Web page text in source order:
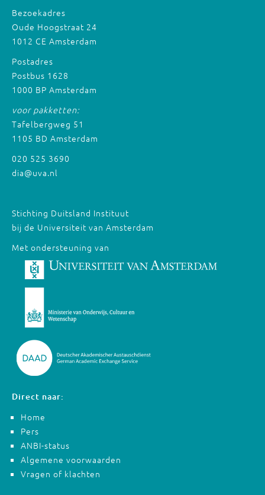
Bezoekadres
Oude Hoogstraat 24
1012 CE Amsterdam
Postadres
Postbus 1628
1000 BP Amsterdam
voor pakketten:
Tafelbergweg 51
1105 BD Amsterdam
020 525 3690
dia@uva.nl
Stichting Duitsland Instituut
bij de Universiteit van Amsterdam
Met ondersteuning van
Direct naar:
Home
Pers
ANBI-status
Algemene voorwaarden
Vragen of klachten